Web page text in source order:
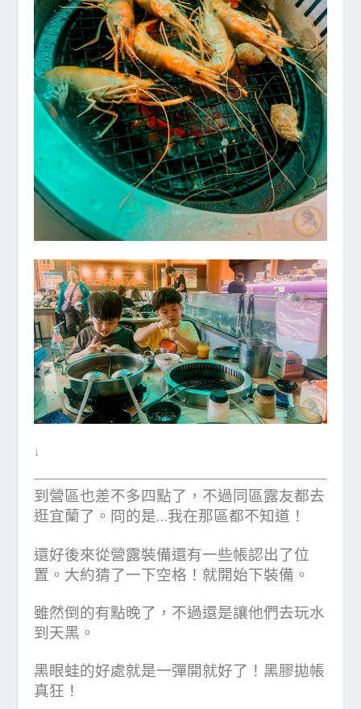
↓
到營區也差不多四點了，不過同區露友都去
逛宜蘭了。冏的是…我在那區都不知道！
還好後來從營露裝備還有一些帳認出了位
置。大約猜了一下空格！就開始下裝備。
雖然倒的有點晚了，不過還是讓他們去玩水
到天黑。
黑眼蛙的好處就是一彈開就好了！黑膠拋帳
真狂！